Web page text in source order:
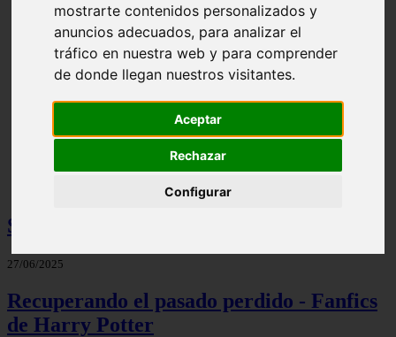
mostrarte contenidos personalizados y
anuncios adecuados, para analizar el
tráfico en nuestra web y para comprender
de donde llegan nuestros visitantes.
Aceptar
Rechazar
Configurar
Otra vez - Potterfics, tu versión de la historia
Sin aun tenerte - Fanfics de Harry Potter
27/06/2025
Recuperando el pasado perdido - Fanfics
de Harry Potter